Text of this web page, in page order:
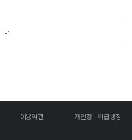
이용약관 개인정보취급방침